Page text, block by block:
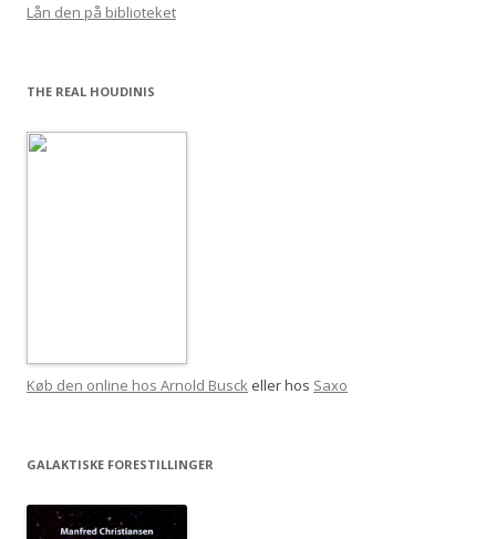
Lån den på biblioteket
THE REAL HOUDINIS
Køb den online hos Arnold Busck eller hos Saxo
GALAKTISKE FORESTILLINGER